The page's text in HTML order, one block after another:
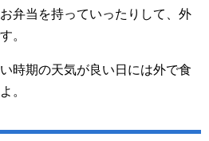
弁当を持っていったりして、外
。
時期の天気が良い日には外で食
。